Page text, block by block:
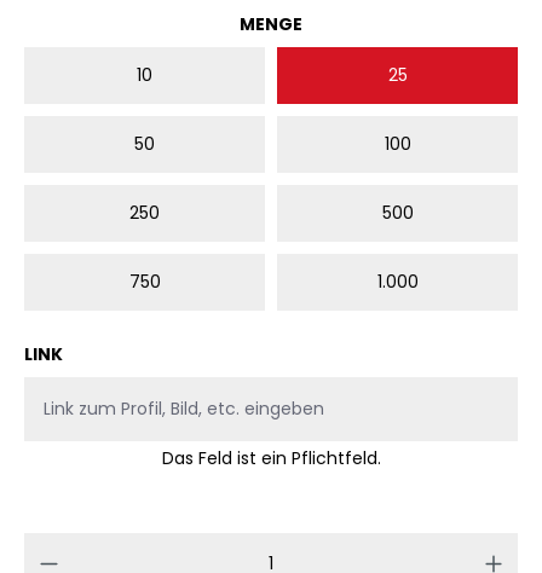
MENGE
10 25
50 100
250 500
750 1.000
LINK
Das Feld ist ein Pflichtfeld.
Produkt Anzahl: Gib den